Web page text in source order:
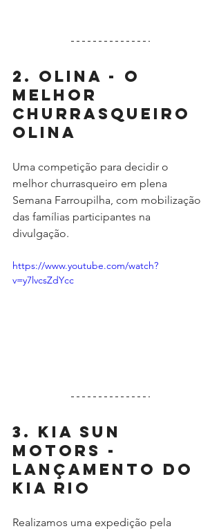
2. Olina - O
Melhor
Churrasqueiro
Olina
Uma competição para decidir o
melhor churrasqueiro em plena
Semana Farroupilha, com mobilização
das famílias participantes na
divulgação.
https://www.youtube.com/watch?
v=y7lvcsZdYcc
3. KIA Sun
Motors -
Lançamento do
Kia Rio
Realizamos uma expedição pela